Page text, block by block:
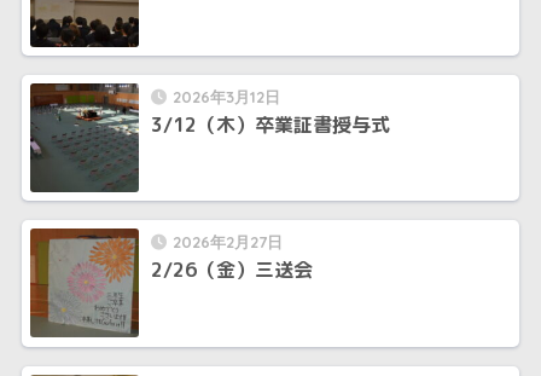
2026年3月12日
3/12（木）卒業証書授与式
2026年2月27日
2/26（金）三送会